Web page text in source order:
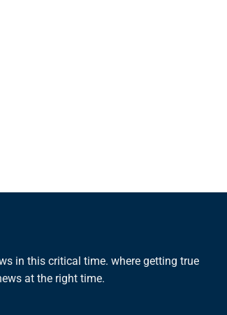
in this critical time. where getting true
at the right time.